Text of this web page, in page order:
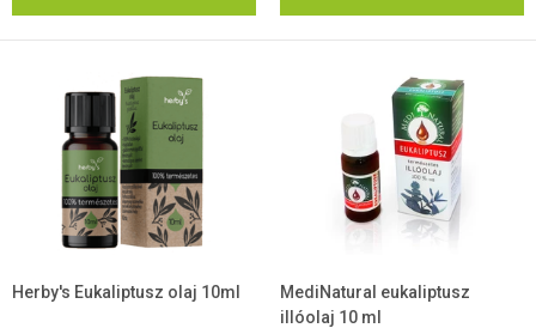
Herby's Eukaliptusz olaj 10ml
MediNatural eukaliptusz
illóolaj 10 ml